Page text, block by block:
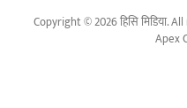
Copyright © 2026 हिसि मिडिया.
Apex